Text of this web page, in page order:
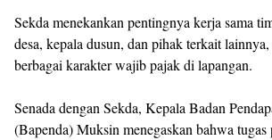
Sekda menekankan pentingnya kerja sama
desa, kepala dusun, dan pihak terkait
berbagai karakter wajib pajak di lapangan.
Senada dengan Sekda, Kepala Badan
(Bapenda) Muksin menegaskan bahwa tugas